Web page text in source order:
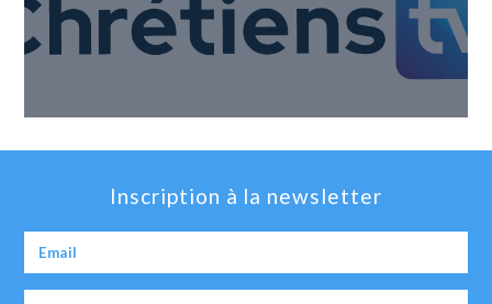
Inscription à la newsletter